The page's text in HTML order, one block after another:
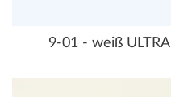
9-01 - weiß ULTRA